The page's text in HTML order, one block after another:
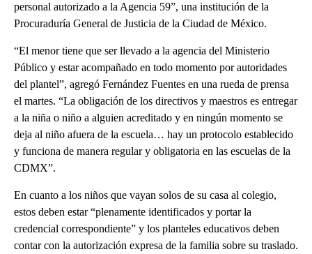
personal autorizado a la Agencia 59”, una institución de la
Procuraduría General de Justicia de la Ciudad de México.
“El menor tiene que ser llevado a la agencia del Ministerio
Público y estar acompañado en todo momento por autoridades
del plantel”, agregó Fernández Fuentes en una rueda de prensa
el martes. “La obligación de los directivos y maestros es entregar
a la niña o niño a alguien acreditado y en ningún momento se
deja al niño afuera de la escuela… hay un protocolo establecido
y funciona de manera regular y obligatoria en las escuelas de la
CDMX”.
En cuanto a los niños que vayan solos de su casa al colegio,
estos deben estar “plenamente identificados y portar la
credencial correspondiente” y los planteles educativos deben
contar con la autorización expresa de la familia sobre su traslado.